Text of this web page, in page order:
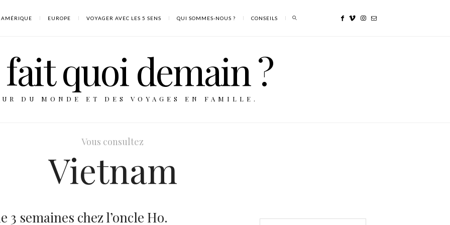
AMÉRIQUE EUROPE VOYAGER AVEC LES 5 SENS QUI SOMMES-NOUS ? CONSEILS
quoi demain ?
DU MONDE ET DES VOYAGES EN FAMILLE.
Vous consultez
Vietnam
3 semaines chez l’oncle Ho.